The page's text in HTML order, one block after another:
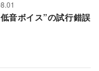
音ボイス”の試行錯誤